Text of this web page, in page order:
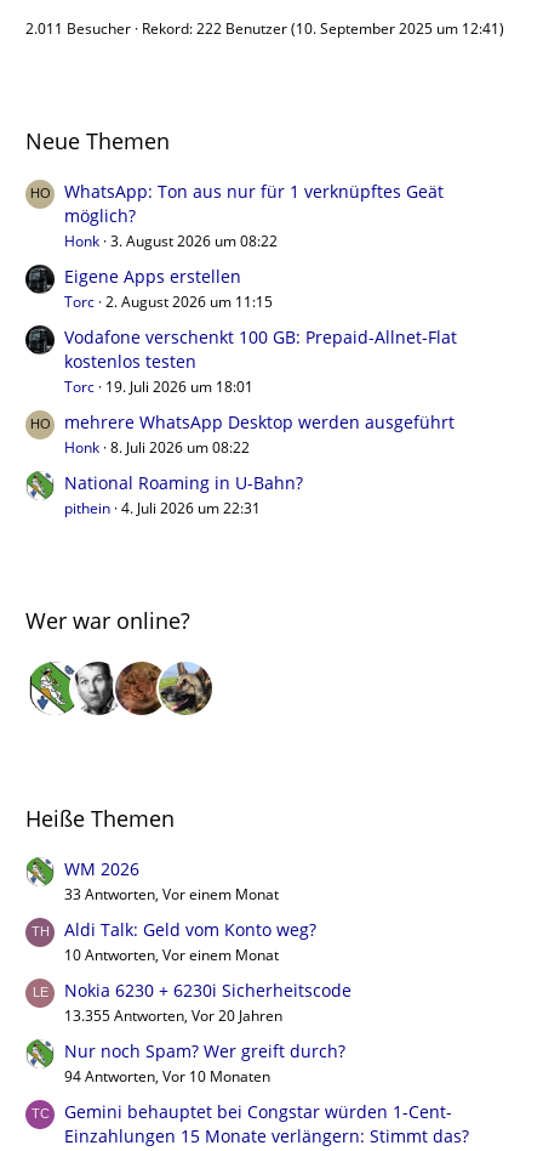
2.011 Besucher Rekord: 222 Benutzer (10. September 2025 um 12:41)
Neue Themen
WhatsApp: Ton aus nur für 1 verknüpftes Geät
möglich?
Honk 3. August 2026 um 08:22
Eigene Apps erstellen
Torc 2. August 2026 um 11:15
Vodafone verschenkt 100 GB: Prepaid-Allnet-Flat
kostenlos testen
Torc 19. Juli 2026 um 18:01
mehrere WhatsApp Desktop werden ausgeführt
Honk 8. Juli 2026 um 08:22
National Roaming in U-Bahn?
pithein 4. Juli 2026 um 22:31
Wer war online?
Heiße Themen
WM 2026
33 Antworten, Vor einem Monat
Aldi Talk: Geld vom Konto weg?
10 Antworten, Vor einem Monat
Nokia 6230 + 6230i Sicherheitscode
13.355 Antworten, Vor 20 Jahren
Nur noch Spam? Wer greift durch?
94 Antworten, Vor 10 Monaten
Gemini behauptet bei Congstar würden 1-Cent-
Einzahlungen 15 Monate verlängern: Stimmt das?